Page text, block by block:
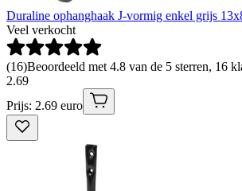
Duraline ophanghaak J-vormig enkel grijs
Veel verkocht
(16)Beoordeeld met 4.8 van de 5 sterren, 16
2.69
Prijs: 2.69 euro